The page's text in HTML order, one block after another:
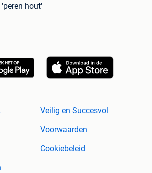
hout'
Veilig en Succesvol
Voorwaarden
Cookiebeleid